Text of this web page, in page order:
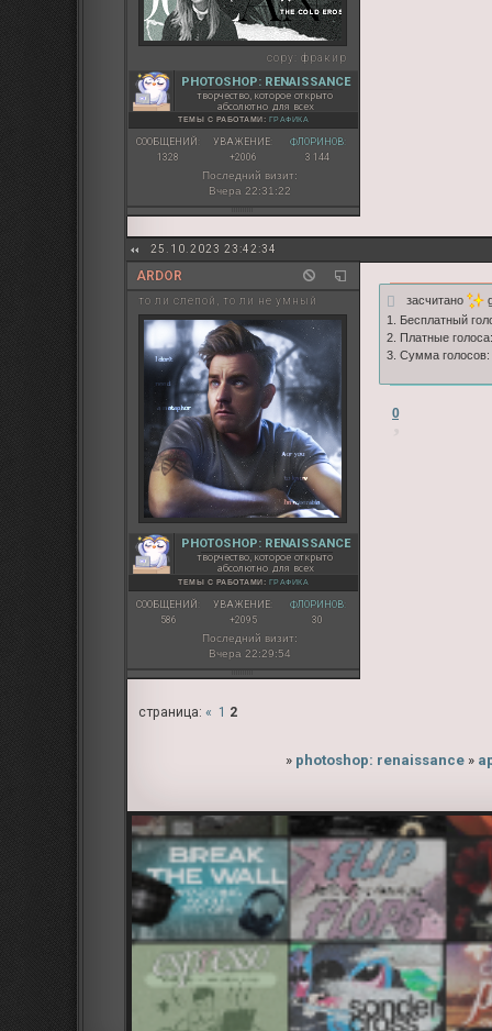
copy: фракир
PHOTOSHOP: RENAISSANCE
творчество, которое открыто
абсолютно для всех
ТЕМЫ С РАБОТАМИ: ГРАФИКА
СООБЩЕНИЙ:
1328
УВАЖЕНИЕ:
+2006
ФЛОРИНОВ:
3 144
Последний визит:
Вчера 22:31:22
25.10.2023 23:42:34
ARDOR
то ли слепой, то ли не умный
PHOTOSHOP: RENAISSANCE
творчество, которое открыто
абсолютно для всех
ТЕМЫ С РАБОТАМИ: ГРАФИКА
СООБЩЕНИЙ:
586
УВАЖЕНИЕ:
+2095
ФЛОРИНОВ:
30
Последний визит:
Вчера 22:29:54
засчитано
1. Бесплатный
2. Платные
3. Сумма голосов:
0
страница:« 1 2
» photoshop: renaissance »